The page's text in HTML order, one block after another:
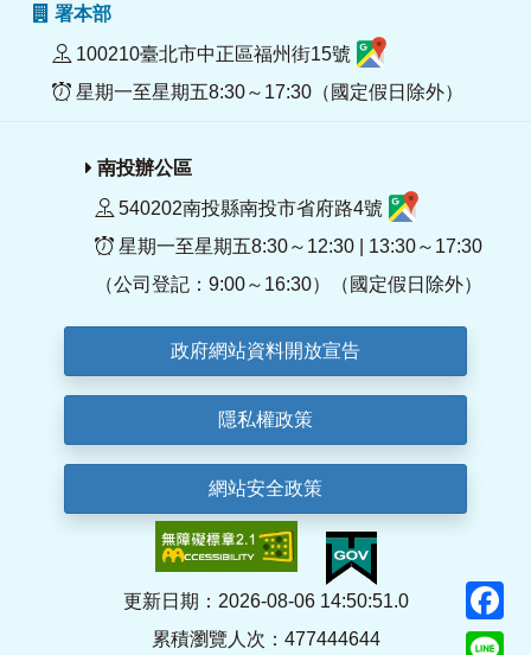
署本部
100210臺北市中正區福州街15號
星期一至星期五8:30～17:30（國定假日除外）
南投辦公區
540202南投縣南投市省府路4號
星期一至星期五8:30～12:30 | 13:30～17:30
（公司登記：9:00～16:30）（國定假日除外）
政府網站資料開放宣告
隱私權政策
網站安全政策
更新日期：2026-08-06 14:50:51.0
累積瀏覽人次：477444644